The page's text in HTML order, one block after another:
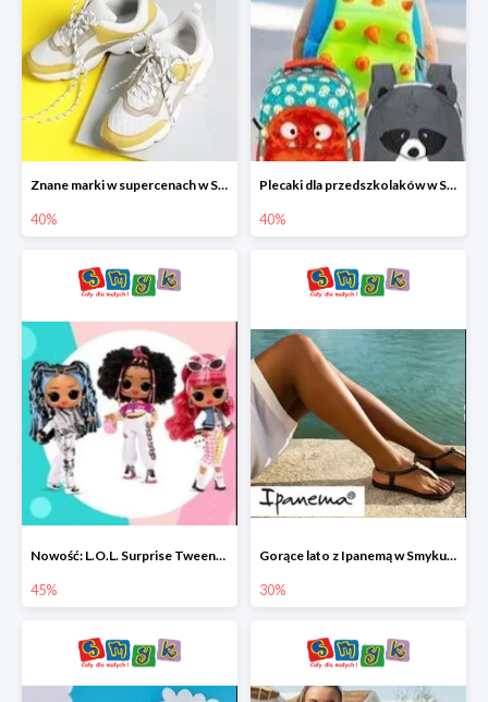
Znane marki w supercenach w Smyku - buty do -40%
40%
Plecaki dla przedszkolaków w Smyku do -40%
40%
Nowość: L.O.L. Surprise Tweens Doll w Smyku do -45%
45%
Gorące lato z Ipanemą w Smyku do -30%
30%